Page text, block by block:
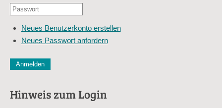
E-
Adresse
Passwort
Neues Benutzerkonto erstellen
Neues Passwort anfordern
Diese Sicherheitsfrage überprüft, ob Sie ein menschlicher
Sag mir nicht, wie viele Sternlein stehen
Hinweis zum Login